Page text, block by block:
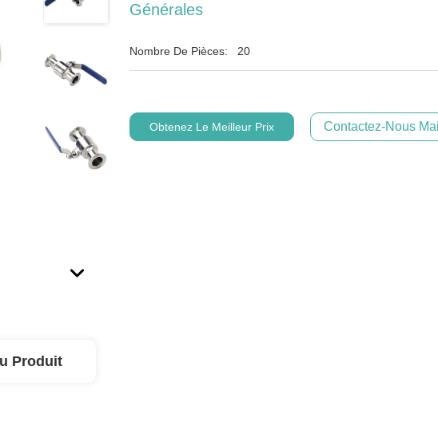
Générales
Nombre De Pièces: 20
Obtenez Le Meilleur Prix Contactez-Nous
Produit